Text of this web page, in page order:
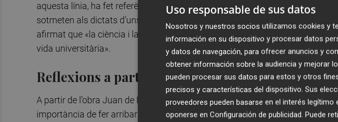
aquesta línia, ha fet referència al «perill que suposa que les universitats es
sotmeten als dictats d’uns ensenyaments que sols tenen a veure amb les
afirmat que «la ciència i la tècnica tenen una arrel en les humanitats i això
vida universitària».
Reflexions a partir de Machado
A partir de l’obra Juan de Mairena d’Antonio Machado, García Montero ha
importància de fer arribar la ciència a la societat a través d’uns mitjans i un
Uso responsable de sus datos
Nosotros y nuestros socios utilizamos cookies y
información en su dispositivo y procesar datos
y datos de navegación, para ofrecer anuncios y
obtener información sobre la audiencia y mejorar
pueden procesar sus datos para estos y otros
precisos y características del dispositivo. Sus
proveedores pueden basarse en el interés
oponerse en Configuración de publicidad. Puede